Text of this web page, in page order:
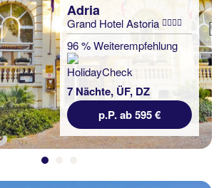
Adria
Grand Hotel Astoria
96 % Weiterempfehlung
7 Nächte, ÜF, DZ
p.P. ab 595 €